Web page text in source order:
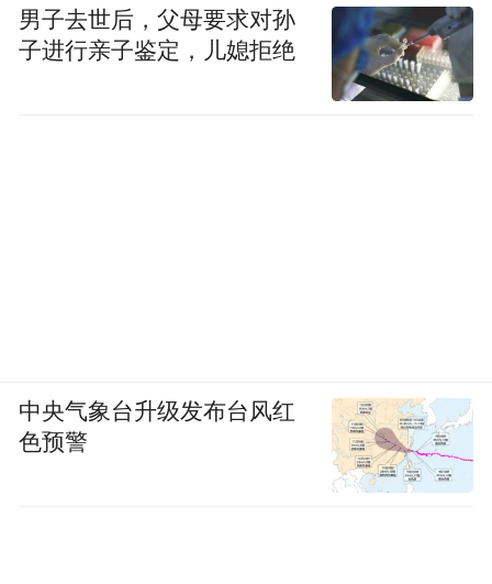
男子去世后，父母要求对孙
子进行亲子鉴定，儿媳拒绝
中央气象台升级发布台风红
色预警